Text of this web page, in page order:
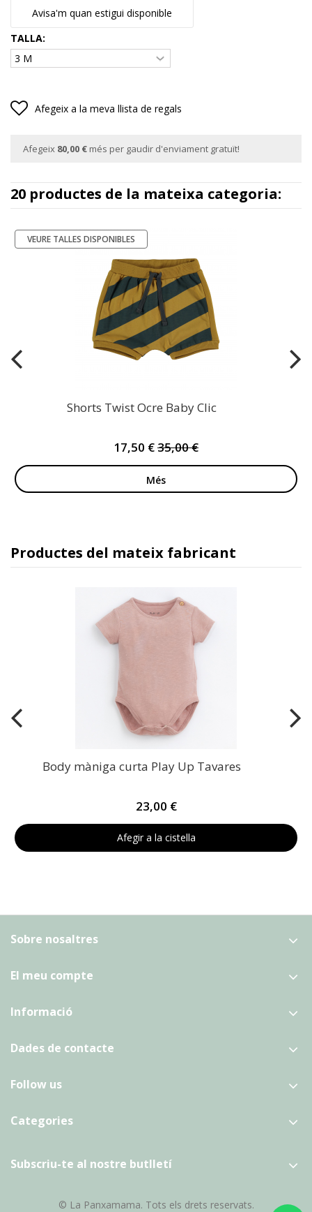
Avisa'm quan estigui disponible
TALLA:
Afegeix a la meva llista de regals
Afegeix 80,00 € més per gaudir d'enviament gratuït!
20 productes de la mateixa categoria:
-50%
VEURE TALLES DISPONIBLES
Shorts Twist Ocre Baby Clic
17,50 €35,00 €
Més
Productes del mateix fabricant
Body màniga curta Play Up Tavares
23,00 €
Afegir a la cistella
Sobre nosaltres
El meu compte
Informació
Dades de contacte
Follow us
Categories
Subscriu-te al nostre butlletí
© La Panxamama. Tots els drets reservats.